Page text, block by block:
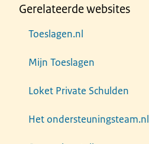
Gerelateerde websites
Toeslagen.nl
Mijn Toeslagen
Loket Private Schulden
Het ondersteuningsteam.nl